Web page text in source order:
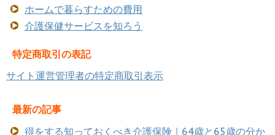
ホームで暮らすための費用
介護保健サービスを知ろう
特定商取引の表記
サイト運営管理者の特定商取引表示
最新の記事
得をする知っておくべき介護保険｜64歳と65歳の分か